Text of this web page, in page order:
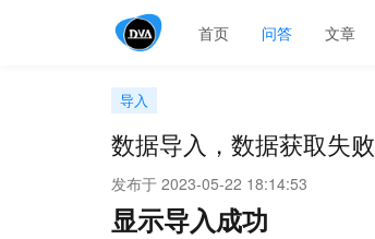
首页 问答 文章
导入
数据导入，数据获取失败
发布于 2023-05-22 18:14:53
显示导入成功